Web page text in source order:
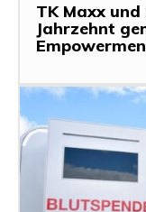
TK Maxx
Jahrzehnt